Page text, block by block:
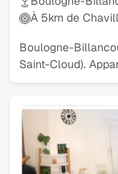
À 5km de
Boulogne-
Saint-Cloud).